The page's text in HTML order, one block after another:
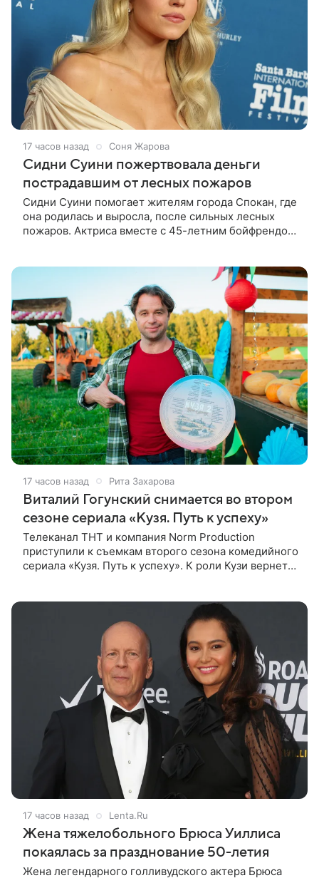
17 часов назад Соня Жарова
Сидни Суини пожертвовала деньги
пострадавшим от лесных пожаров
Сидни Суини помогает жителям города Спокан, где
она родилась и выросла, после сильных лесных
пожаров. Актриса вместе с 45-летним бойфрендом
17 часов назад Рита Захарова
Виталий Гогунский снимается во втором
сезоне сериала «Кузя. Путь к успеху»
Телеканал ТНТ и компания Norm Production
приступили к съемкам второго сезона комедийного
сериала «Кузя. Путь к успеху». К роли Кузи вернется
17 часов назад Lenta.Ru
Жена тяжелобольного Брюса Уиллиса
покаялась за празднование 50-летия
Жена легендарного голливудского актера Брюса